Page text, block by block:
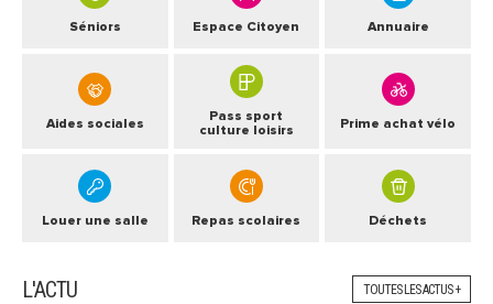
Séniors Espace Citoyen Annuaire
Aides sociales
Pass sport
culture loisirs
Prime achat vélo
Louer une salle Repas scolaires Déchets
L'ACTU TOUTES LES ACTUS +